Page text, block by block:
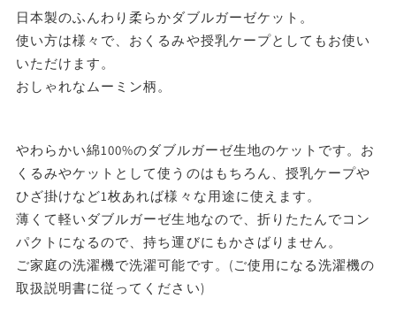
と
森
ニ
キ
の
数
量
を
と
森
キ
の
数
量
を
合計8,801円以上
合計8,801円以下
東北・関東・信越・
日本製のふんわり柔らかダブルガーゼケット。
使い方は様々で、おくるみや授乳ケープとしてもお使い
いただけます。
おしゃれなムーミン柄。
やわらかい綿100%のダブルガーゼ生地のケットです。お
くるみやケットとして使うのはもちろん、授乳ケープや
ひざ掛けなど1枚あれば様々な用途に使えます。
薄くて軽いダブルガーゼ生地なので、折りたたんでコン
パクトになるので、持ち運びにもかさばりません。
ご家庭の洗濯機で洗濯可能です。(ご使用になる洗濯機の
取扱説明書に従ってください)